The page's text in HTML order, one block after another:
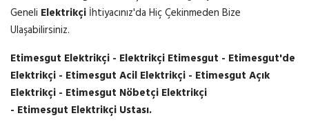
Geneli Elektrikçi İhtiyacınız'da Hiç Çekinmeden Bize
Ulaşabilirsiniz.
Etimesgut Elektrikçi - Elektrikçi Etimesgut - Etimesgut'de
Elektrikçi - Etimesgut Acil Elektrikçi - Etimesgut Açık
Elektrikçi - Etimesgut Nöbetçi Elektrikçi
- Etimesgut Elektrikçi Ustası.